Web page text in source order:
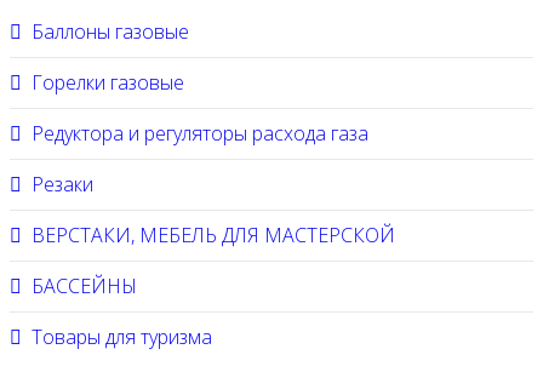
Баллоны газовые
Горелки газовые
Редуктора и регуляторы расхода газа
Резаки
ВЕРСТАКИ, МЕБЕЛЬ ДЛЯ МАСТЕРСКОЙ
БАССЕЙНЫ
Товары для туризма